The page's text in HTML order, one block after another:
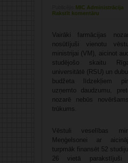
MIC Administrācija
Rakstīt komentāru
Vairāki farmācijas
nosūtījuši vienotu
ministrijai (VM), aicinot
studējošo skaitu
universitātē (RSU) un
budžeta līdzekļiem
uzņemto daudzumu,
nozarē nebūs
trūkums.
Vēstuli veselības
Meņģelsonei ar
turpmāk finansēt 52
26 vietā parakstījuši